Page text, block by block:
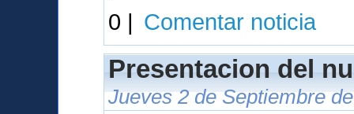
0 | Comentar noticia
Presentacion del
Jueves 2 de Septiembre